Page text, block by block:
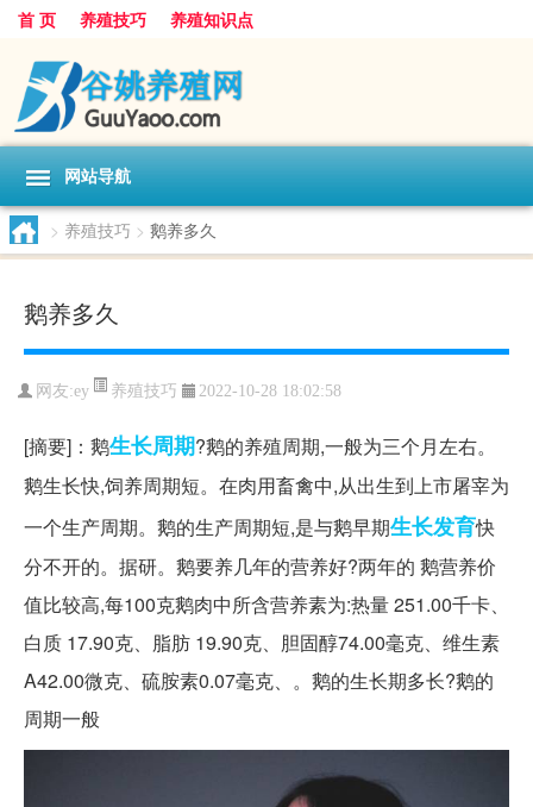
首 页 养殖技巧 养殖知识点
网站导航
> 养殖技巧 > 鹅养多久
鹅养多久
网友:ey 养殖技巧 2022-10-28 18:02:58
[摘要]：鹅生长周期?鹅的养殖周期,一般为三个月左右。
鹅生长快,饲养周期短。在肉用畜禽中,从出生到上市屠宰为
一个生产周期。鹅的生产周期短,是与鹅早期生长发育快
分不开的。据研。鹅要养几年的营养好?两年的 鹅营养价
值比较高,每100克鹅肉中所含营养素为:热量 251.00千卡、
白质 17.90克、脂肪 19.90克、胆固醇74.00毫克、维生素
A42.00微克、硫胺素0.07毫克、。鹅的生长期多长?鹅的
周期一般